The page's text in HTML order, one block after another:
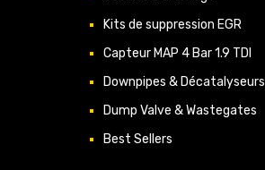
Kits de suppression EGR
Capteur MAP 4 Bar 1.9 TDI
Downpipes & Décatalyseurs
Dump Valve & Wastegates
Best Sellers